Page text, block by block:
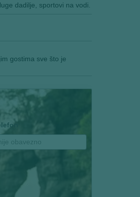
dadilje, sportovi na vodi.
gostima sve što je